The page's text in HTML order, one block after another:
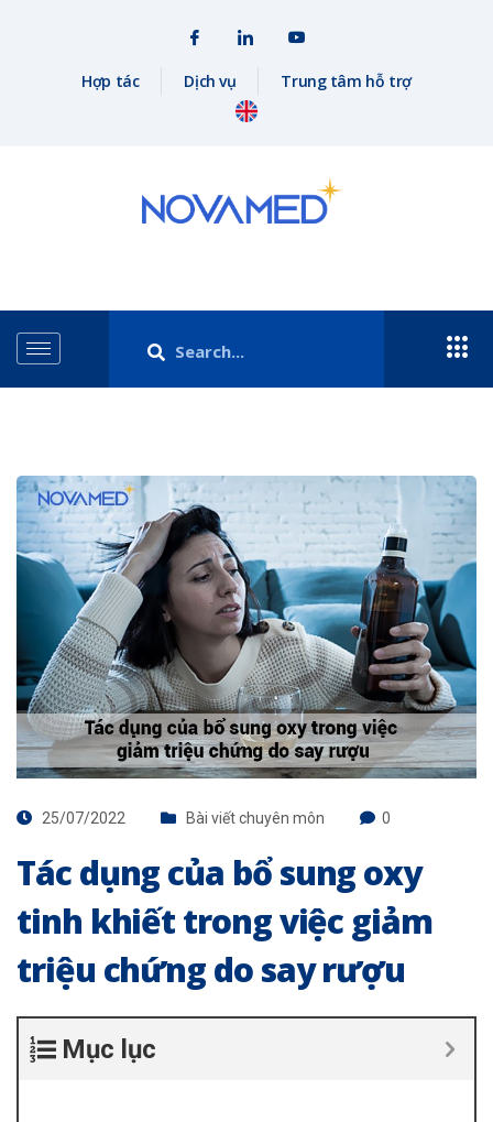
Hợp tác Dịch vụ Trung tâm hỗ trợ
25/07/2022 Bài viết chuyên môn 0
Tác dụng của bổ sung oxy
tinh khiết trong việc giảm
triệu chứng do say rượu
Mục lục